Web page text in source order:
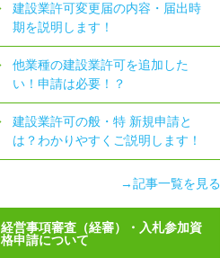
建設業許可変更届の内容・届出時
期を説明します！
他業種の建設業許可を追加した
い！申請は必要！？
建設業許可の般・特 新規申請と
は？わかりやすくご説明します！
→記事一覧を見る
経営事項審査（経審）・入札参加資
格申請について